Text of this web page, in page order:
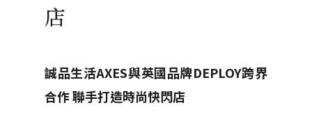
店
誠品生活AXES與英國品牌DEPLOY跨界
合作 聯手打造時尚快閃店